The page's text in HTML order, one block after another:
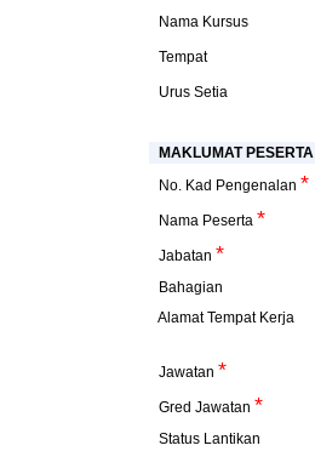
Nama Kursus
Tempat
Urus Setia
MAKLUMAT PESERTA
No. Kad Pengenalan *
Nama Peserta *
Jabatan *
Bahagian
Alamat Tempat Kerja
Jawatan *
Gred Jawatan *
Status Lantikan